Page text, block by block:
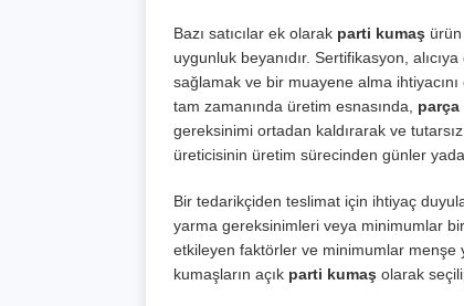
Bazı satıcılar ek olarak parti kumaş
uygunluk beyanıdır. Sertifikasyon,
sağlamak ve bir muayene alma ihtiyacını
tam zamanında üretim esnasında, parça
gereksinimi ortadan kaldırarak ve
üreticisinin üretim sürecinden günler
Bir tedarikçiden teslimat için ihtiyaç
yarma gereksinimleri veya minimumlar
etkileyen faktörler ve minimumlar
kumaşların açık parti kumaş olarak